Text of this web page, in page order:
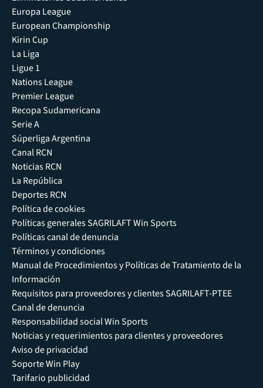
Europa League
European Championship
Kirin Cup
La Liga
Ligue 1
Nations League
Premier League
Recopa Sudamericana
Serie A
Súperliga Argentina
Canal RCN
Noticias RCN
La República
Deportes RCN
Política de cookies
Políticas generales SAGRILAFT Win Sports
Políticas canal de denuncia
Términos y condiciones
Manual de Procedimientos y Políticas de Tratamiento de la
Información
Requisitos para proveedores y clientes SAGRILAFT-PTEE
Canal de denuncia
Responsabilidad social Win Sports
Noticias y requerimientos para clientes y proveedores
Aviso de privacidad
Soporte Win Play
Tarifario publicidad